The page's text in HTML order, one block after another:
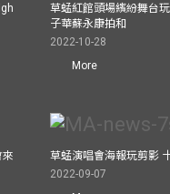
草蜢紅館頭場繽紛舞台
子華蘇永康拍和
2022-10-28
More
來
草蜢演唱會海報玩剪影
2022-09-07